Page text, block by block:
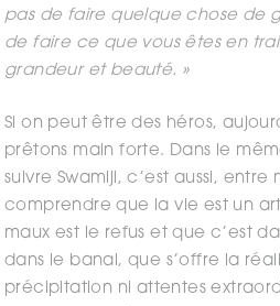
pas de faire quelque chose de
de faire ce que vous êtes en
grandeur et beauté. »
Si on peut être des héros,
prêtons main forte. Dans le
suivre Swamiji, c’est aussi, entre
comprendre que la vie est un
maux est le refus et que c’est
dans le banal, que s’offre la
précipitation ni attentes